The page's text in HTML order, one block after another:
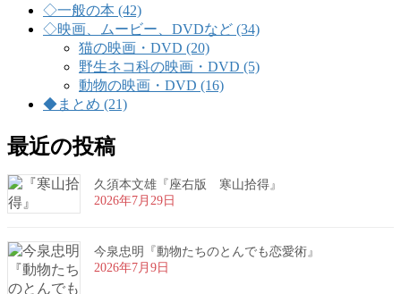
◇一般の本 (42)
◇映画、ムービー、DVDなど (34)
猫の映画・DVD (20)
野生ネコ科の映画・DVD (5)
動物の映画・DVD (16)
◆まとめ (21)
最近の投稿
久須本文雄『座右版 寒山拾得』
2026年7月29日
今泉忠明『動物たちのとんでも恋愛術』
2026年7月9日